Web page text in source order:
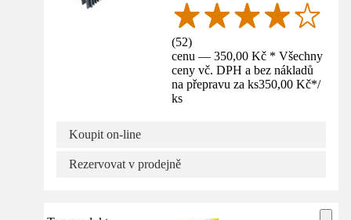
(52)
cenu — 350,00 Kč * Všechny
ceny vč. DPH a bez nákladů
na přepravu za ks350,00 Kč*/
ks
Koupit on-line
Rezervovat v prodejně